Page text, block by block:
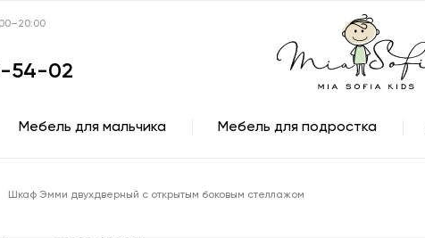
54-02
Мебель для мальчика Мебель для подростка
Шкаф Эмми двухдверный с открытым боковым стеллажом